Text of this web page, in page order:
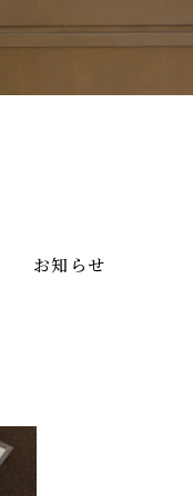
お知らせ